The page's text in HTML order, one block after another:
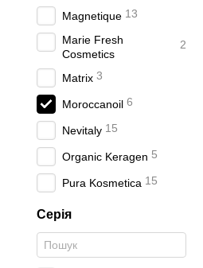
Magnetique 13
Marie Fresh
Cosmetics
2
Matrix 3
Moroccanoil 6
Nevitaly 15
Organic Keragen 5
Pura Kosmetica 15
Серія